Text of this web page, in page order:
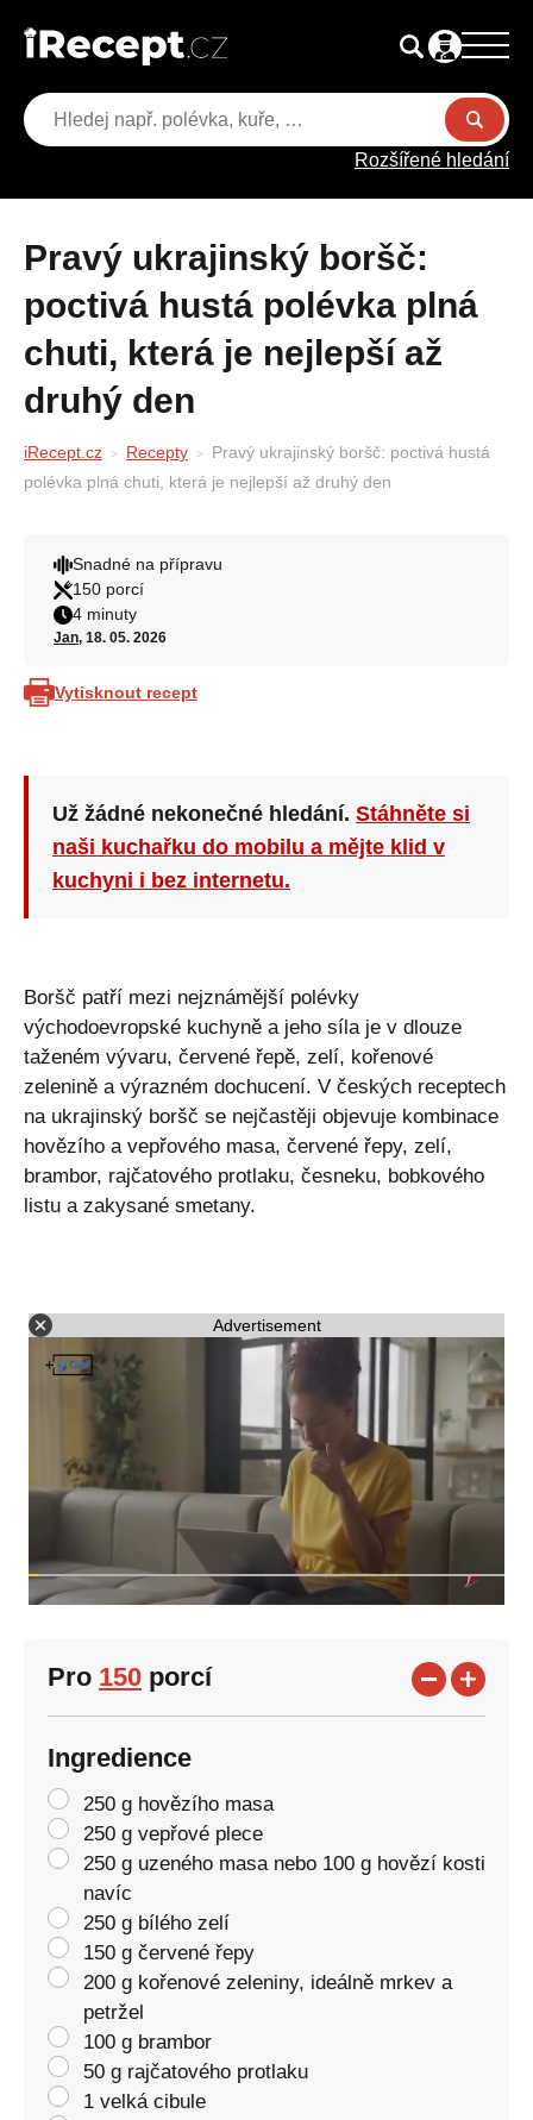
Rozšířené hledání
Pravý ukrajinský boršč:
poctivá hustá polévka plná
chuti, která je nejlepší až
druhý den
iRecept.cz Recepty
Pravý ukrajinský boršč: poctivá hustá
polévka plná chuti, která je nejlepší až druhý den
Snadné na přípravu
150 porcí
4 minuty
Jan, 18. 05. 2026
Vytisknout recept
Už žádné nekonečné hledání. Stáhněte si
naši kuchařku do mobilu a mějte klid v
kuchyni i bez internetu.
Boršč patří mezi nejznámější polévky
východoevropské kuchyně a jeho síla je v dlouze
taženém vývaru, červené řepě, zelí, kořenové
zelenině a výrazném dochucení. V českých receptech
na ukrajinský boršč se nejčastěji objevuje kombinace
hovězího a vepřového masa, červené řepy, zelí,
brambor, rajčatového protlaku, česneku, bobkového
listu a zakysané smetany.
Advertisement
Pro 150 porcí
Ingredience
250 g hovězího masa
250 g vepřové plece
250 g uzeného masa nebo 100 g hovězí kosti
navíc
250 g bílého zelí
150 g červené řepy
200 g kořenové zeleniny, ideálně mrkev a
petržel
100 g brambor
50 g rajčatového protlaku
1 velká cibule